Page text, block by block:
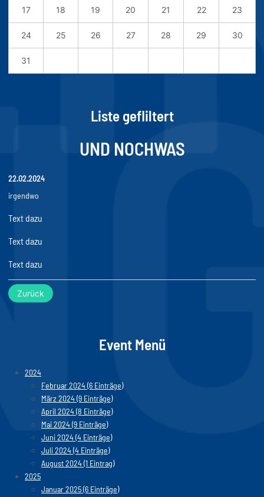
17 18 19 20 21 22 23
24 25 26 27 28 29 30
31
Liste gefliltert
UND NOCHWAS
22.02.2024
irgendwo
Text dazu
Text dazu
Text dazu
Zurück
Event Menü
2024
Februar 2024 (6 Einträge)
März 2024 (9 Einträge)
April 2024 (8 Einträge)
Mai 2024 (9 Einträge)
Juni 2024 (4 Einträge)
Juli 2024 (4 Einträge)
August 2024 (1 Eintrag)
2025
Januar 2025 (6 Einträge)